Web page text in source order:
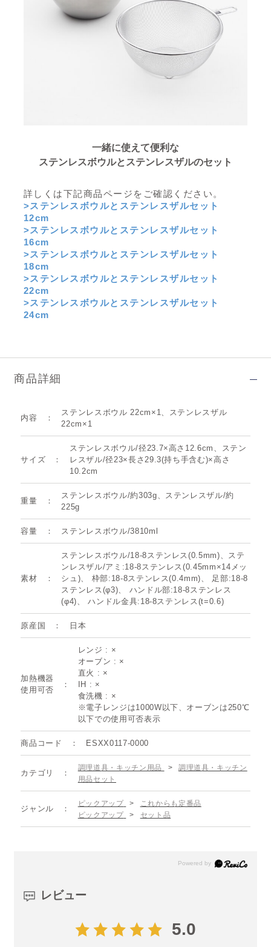
一緒に使えて便利な
ステンレスボウルとステンレスザルのセット
詳しくは下記商品ページをご確認ください。
>ステンレスボウルとステンレスザルセット
12cm
>ステンレスボウルとステンレスザルセット
16cm
>ステンレスボウルとステンレスザルセット
18cm
>ステンレスボウルとステンレスザルセット
22cm
>ステンレスボウルとステンレスザルセット
24cm
商品詳細
内容
ステンレスボウル 22cm×1、ステンレスザル
22cm×1
サイズ
ステンレスボウル/径23.7×高さ12.6cm、ステン
レスザル/径23×長さ29.3(持ち手含む)×高さ
10.2cm
重量
ステンレスボウル/約303g、ステンレスザル/約
225g
容量 ステンレスボウル/3810ml
素材
ステンレスボウル/18-8ステンレス(0.5mm)、ステ
ンレスザル/アミ:18-8ステンレス(0.45mm×14メッ
シュ)、 枠部:18-8ステンレス(0.4mm)、 足部:18-8
ステンレス(φ3)、 ハンドル部:18-8ステンレス
(φ4)、 ハンドル金具:18-8ステンレス(t=0.6)
原産国 日本
加熱機器
使用可否
レンジ : ×
オーブン : ×
直火 : ×
IH : ×
食洗機 : ×
※電子レンジは1000W以下、オーブンは250℃
以下での使用可否表示
商品コード ESXX0117-0000
カテゴリ
調理道具・キッチン用品 >
調理道具・キッチン
用品セット
ジャンル
ピックアップ >
これからも定番品
ピックアップ
> セット品
レビュー
5.0